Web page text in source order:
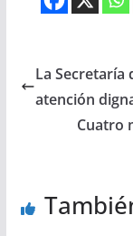
La Secretaría
atención
Cuatro